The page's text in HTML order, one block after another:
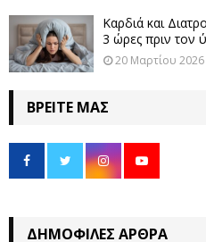
Καρδιά και
3 ώρες πριν τον
20 Μαρτίου 2026
ΒΡΕΊΤΕ ΜΑΣ
ΔΗΜΟΦΙΛΈΣ ΆΡΘΡΑ